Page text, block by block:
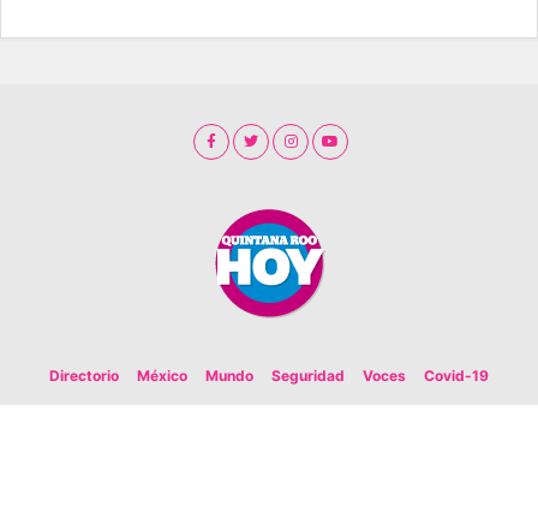
Directorio México Mundo Seguridad Voces Covid-19